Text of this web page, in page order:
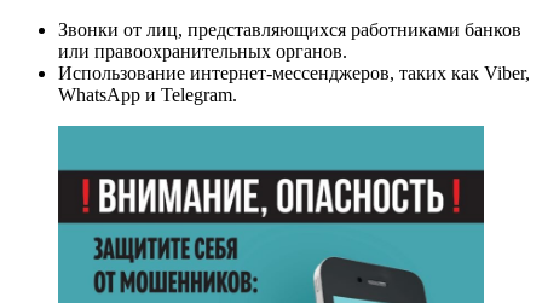
Звонки от лиц, представляющихся работниками банков
или правоохранительных органов.
Использование интернет-мессенджеров, таких как Viber,
WhatsApp и Telegram.